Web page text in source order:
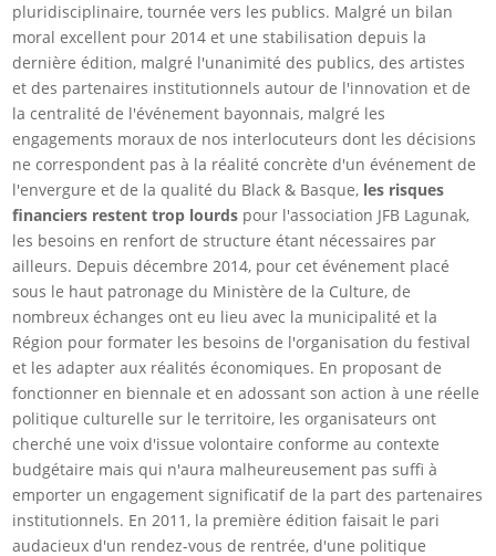
pluridisciplinaire, tournée vers les publics. Malgré un bilan
moral excellent pour 2014 et une stabilisation depuis la
dernière édition, malgré l'unanimité des publics, des artistes
et des partenaires institutionnels autour de l'innovation et de
la centralité de l'événement bayonnais, malgré les
engagements moraux de nos interlocuteurs dont les décisions
ne correspondent pas à la réalité concrète d'un événement de
l'envergure et de la qualité du Black & Basque, les risques
financiers restent trop lourds pour l'association JFB Lagunak,
les besoins en renfort de structure étant nécessaires par
ailleurs. Depuis décembre 2014, pour cet événement placé
sous le haut patronage du Ministère de la Culture, de
nombreux échanges ont eu lieu avec la municipalité et la
Région pour formater les besoins de l'organisation du festival
et les adapter aux réalités économiques. En proposant de
fonctionner en biennale et en adossant son action à une réelle
politique culturelle sur le territoire, les organisateurs ont
cherché une voix d'issue volontaire conforme au contexte
budgétaire mais qui n'aura malheureusement pas suffi à
emporter un engagement significatif de la part des partenaires
institutionnels. En 2011, la première édition faisait le pari
audacieux d'un rendez-vous de rentrée, d'une politique